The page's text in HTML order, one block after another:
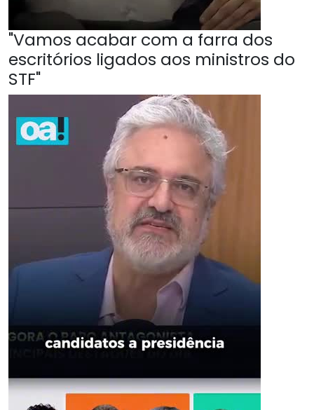
"Vamos acabar com a farra dos
escritórios ligados aos ministros do
STF"